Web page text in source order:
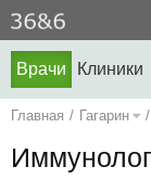
Врачи Клиники
Главная / Гагарин /